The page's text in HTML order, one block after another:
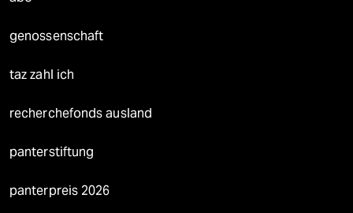
genossenschaft
taz zahl ich
recherchefonds ausland
panterstiftung
panterpreis 2026